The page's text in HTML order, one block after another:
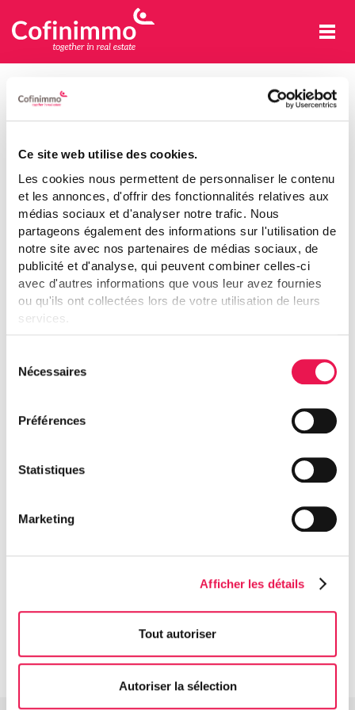
Ce site web utilise des cookies.
Les cookies nous permettent de personnaliser le contenu
et les annonces, d'offrir des fonctionnalités relatives aux
médias sociaux et d'analyser notre trafic. Nous
partageons également des informations sur l'utilisation de
notre site avec nos partenaires de médias sociaux, de
publicité et d'analyse, qui peuvent combiner celles-ci
avec d'autres informations que vous leur avez fournies
ou qu'ils ont collectées lors de votre utilisation de leurs
services.
Nécessaires
Préférences
Statistiques
Marketing
Afficher les détails
Tout autoriser
Autoriser la sélection
Cofinimmo
ACCUEIL
Déclaration de confidentialité